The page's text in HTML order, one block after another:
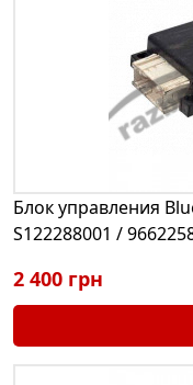
Блок управления
S122288001 /
2 400 грн